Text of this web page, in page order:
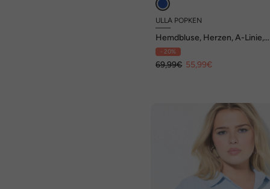
ULLA POPKEN
Hemdbluse, Herzen, A-Linie,
Hemdkragen, Langarm
- 20%
69,99€ 55,99€